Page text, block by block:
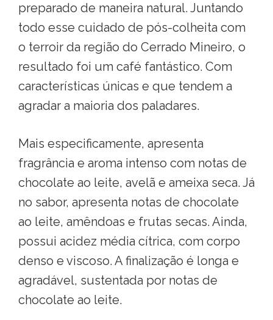
preparado de maneira natural. Juntando
todo esse cuidado de pós-colheita com
o terroir da região do Cerrado Mineiro, o
resultado foi um café fantástico. Com
características únicas e que tendem a
agradar a maioria dos paladares.
Mais especificamente, apresenta
fragrância e aroma intenso com notas de
chocolate ao leite, avelã e ameixa seca. Já
no sabor, apresenta notas de chocolate
ao leite, amêndoas e frutas secas. Ainda,
possui acidez média cítrica, com corpo
denso e viscoso. A finalização é longa e
agradável, sustentada por notas de
chocolate ao leite.